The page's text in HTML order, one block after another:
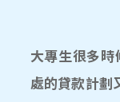
大專生很多時
處的貸款計劃